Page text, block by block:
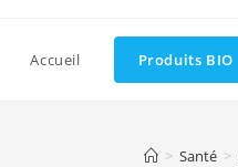
Accueil Produits BIO
> Santé >